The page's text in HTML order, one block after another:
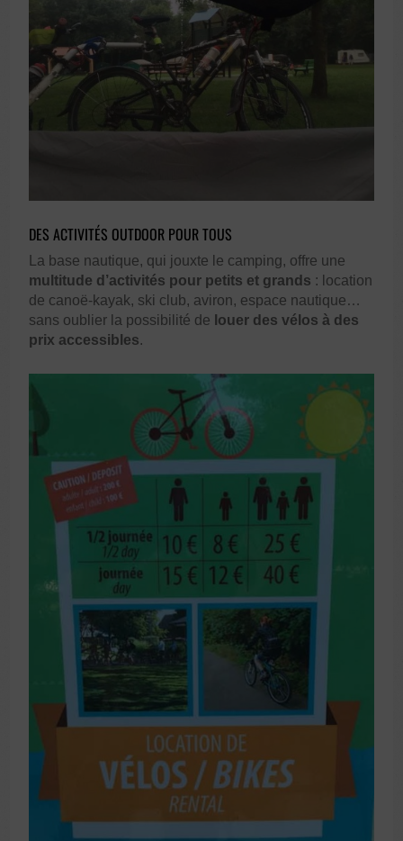
DES ACTIVITÉS OUTDOOR POUR TOUS
La base nautique, qui jouxte le camping, offre une
multitude d’activités pour petits et grands : location
de canoë-kayak, ski club, aviron, espace nautique…
sans oublier la possibilité de louer des vélos à des
prix accessibles.